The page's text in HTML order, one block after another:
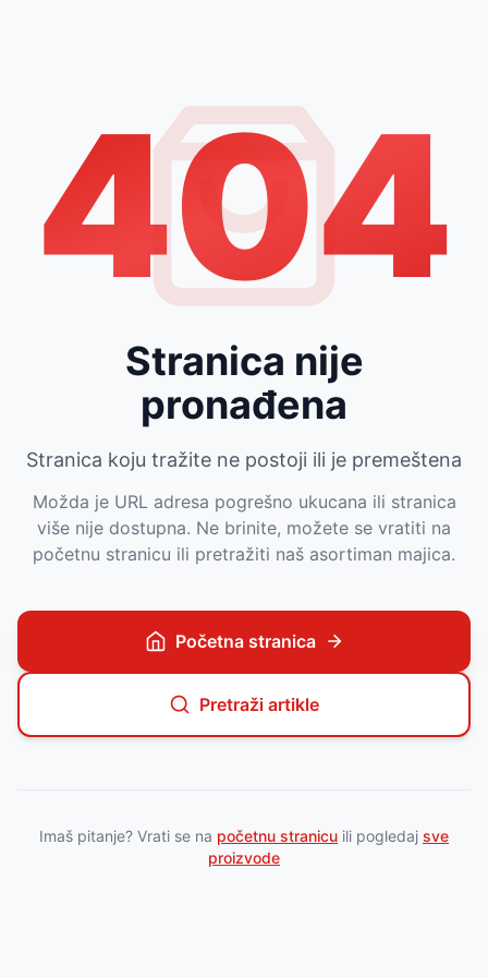
404
Stranica nije
pronađena
Stranica koju tražite ne postoji ili je premeštena
Možda je URL adresa pogrešno ukucana ili stranica
više nije dostupna. Ne brinite, možete se vratiti na
početnu stranicu ili pretražiti naš asortiman majica.
Početna stranica
Pretraži artikle
Imaš pitanje? Vrati se na početnu stranicu ili pogledaj sve
proizvode